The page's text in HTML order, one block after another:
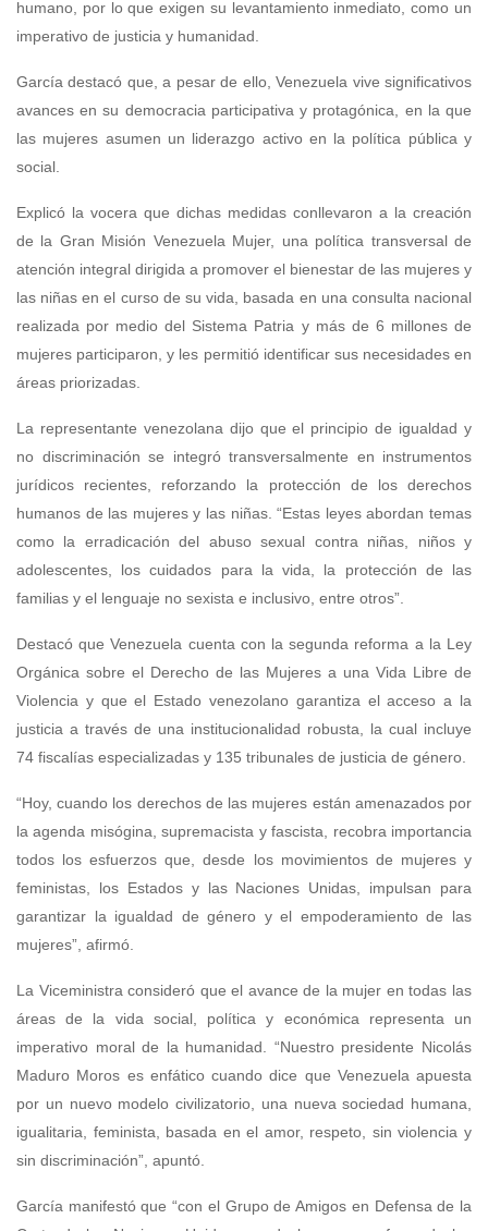
humano, por lo que exigen su levantamiento inmediato, como un
imperativo de justicia y humanidad.
García destacó que, a pesar de ello, Venezuela vive significativos
avances en su democracia participativa y protagónica, en la que
las mujeres asumen un liderazgo activo en la política pública y
social.
Explicó la vocera que dichas medidas conllevaron a la creación
de la Gran Misión Venezuela Mujer, una política transversal de
atención integral dirigida a promover el bienestar de las mujeres y
las niñas en el curso de su vida, basada en una consulta nacional
realizada por medio del Sistema Patria y más de 6 millones de
mujeres participaron, y les permitió identificar sus necesidades en
áreas priorizadas.
La representante venezolana dijo que el principio de igualdad y
no discriminación se integró transversalmente en instrumentos
jurídicos recientes, reforzando la protección de los derechos
humanos de las mujeres y las niñas. “Estas leyes abordan temas
como la erradicación del abuso sexual contra niñas, niños y
adolescentes, los cuidados para la vida, la protección de las
familias y el lenguaje no sexista e inclusivo, entre otros”.
Destacó que Venezuela cuenta con la segunda reforma a la Ley
Orgánica sobre el Derecho de las Mujeres a una Vida Libre de
Violencia y que el Estado venezolano garantiza el acceso a la
justicia a través de una institucionalidad robusta, la cual incluye
74 fiscalías especializadas y 135 tribunales de justicia de género.
“Hoy, cuando los derechos de las mujeres están amenazados por
la agenda misógina, supremacista y fascista, recobra importancia
todos los esfuerzos que, desde los movimientos de mujeres y
feministas, los Estados y las Naciones Unidas, impulsan para
garantizar la igualdad de género y el empoderamiento de las
mujeres”, afirmó.
La Viceministra consideró que el avance de la mujer en todas las
áreas de la vida social, política y económica representa un
imperativo moral de la humanidad. “Nuestro presidente Nicolás
Maduro Moros es enfático cuando dice que Venezuela apuesta
por un nuevo modelo civilizatorio, una nueva sociedad humana,
igualitaria, feminista, basada en el amor, respeto, sin violencia y
sin discriminación”, apuntó.
García manifestó que “con el Grupo de Amigos en Defensa de la